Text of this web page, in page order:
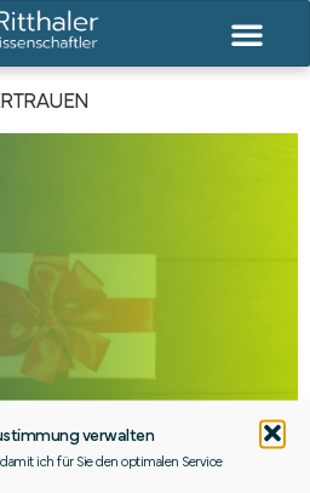
verwalten
ich für Sie den optimalen Service